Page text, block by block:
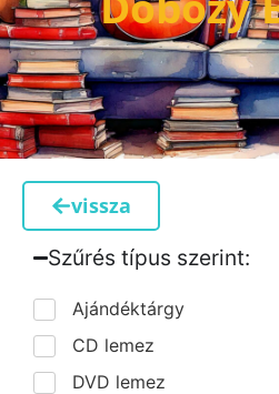
vissza
Szűrés típus szerint:​
Ajándéktárgy
CD lemez
DVD lemez